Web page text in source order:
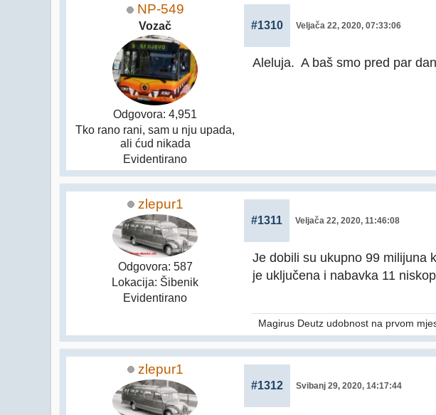
NP-549
Vozač
Odgovora: 4,951
Tko rano rani, sam u nju upada,
ali ćud nikada
Evidentirano
#1310 Veljača 22, 2020, 07:33:06
Aleluja. A baš smo pred par
zlepur1
Odgovora: 587
Lokacija: Šibenik
Evidentirano
#1311 Veljača 22, 2020, 11:46:08
Je dobili su ukupno 99 milijuna
je uključena i nabavka 11
Magirus Deutz udobnost na prvom
zlepur1
#1312 Svibanj 29, 2020, 14:17:44